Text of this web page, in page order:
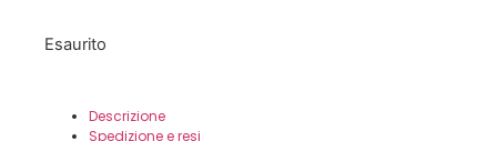
Esaurito
Descrizione
Spedizione e resi